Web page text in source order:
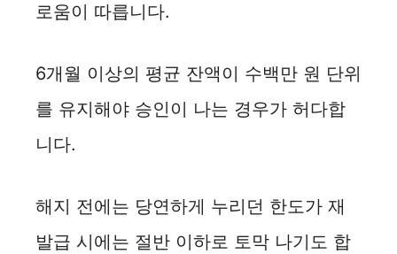
로움이 따릅니다.
6개월 이상의 평균 잔액이 수백만 원 단위
를 유지해야 승인이 나는 경우가 허다합
니다.
해지 전에는 당연하게 누리던 한도가 재
발급 시에는 절반 이하로 토막 나기도 합